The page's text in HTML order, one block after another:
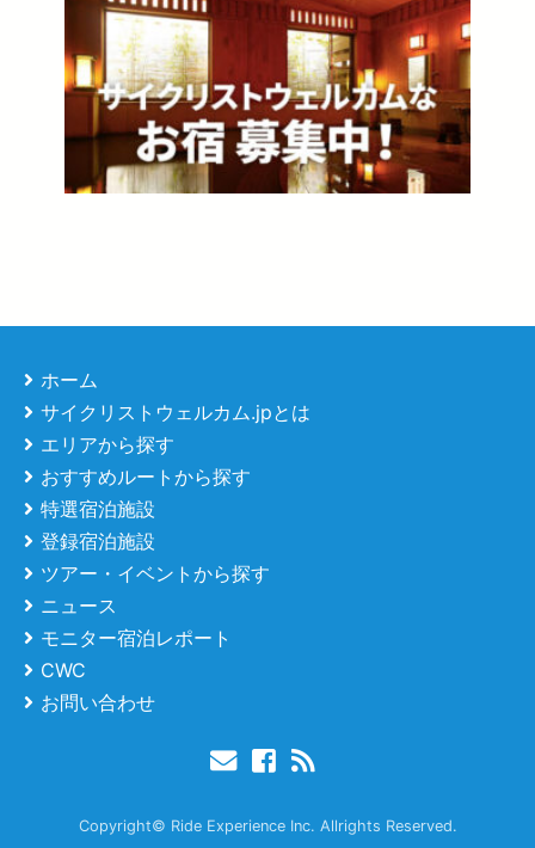
ホーム
サイクリストウェルカム.jpとは
エリアから探す
おすすめルートから探す
特選宿泊施設
登録宿泊施設
ツアー・イベントから探す
ニュース
モニター宿泊レポート
CWC
お問い合わせ
Copyright© Ride Experience Inc. Allrights Reserved.